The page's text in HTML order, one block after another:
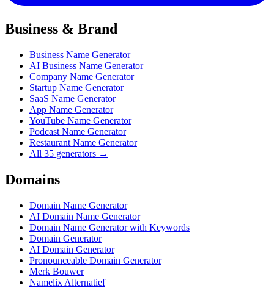
Business & Brand
Business Name Generator
AI Business Name Generator
Company Name Generator
Startup Name Generator
SaaS Name Generator
App Name Generator
YouTube Name Generator
Podcast Name Generator
Restaurant Name Generator
All 35 generators →
Domains
Domain Name Generator
AI Domain Name Generator
Domain Name Generator with Keywords
Domain Generator
AI Domain Generator
Pronounceable Domain Generator
Merk Bouwer
Namelix Alternatief